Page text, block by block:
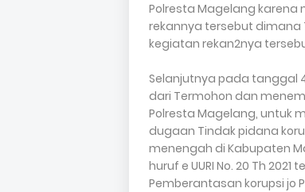
Polresta Magelang karena
rekannya tersebut dimana
kegiatan rekan2nya
Selanjutnya pada tanggal
dari Termohon dan
Polresta Magelang, untuk
dugaan Tindak pidana
menengah di Kabupaten
huruf e UURI No. 20 Th
Pemberantasan korupsi jo